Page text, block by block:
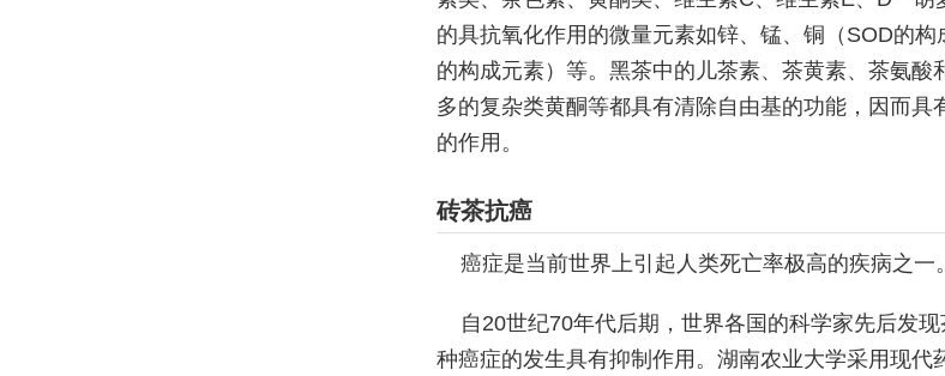
的具抗氧化作用的微量元素如锌、锰、铜（SOD的
的构成元素）等。黑茶中的儿茶素、茶黄素、茶氨酸
多的复杂类黄酮等都具有清除自由基的功能，因而具
的作用。
砖茶抗癌
癌症是当前世界上引起人类死亡率极高的疾病之一。
自20世纪70年代后期，世界各国的科学家先后发
种癌症的发生具有抑制作用。湖南农业大学采用现代